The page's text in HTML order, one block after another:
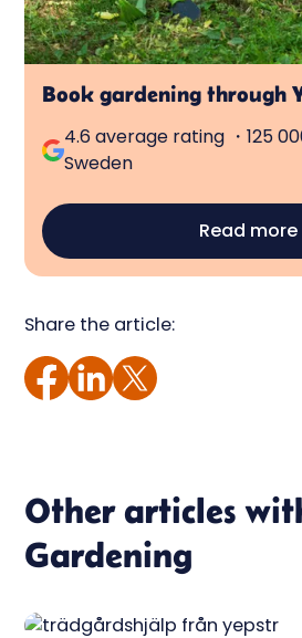
Book gardening through
4.6 average rating ・125
Sweden
Read more
Share the article:
Other articles
Gardening